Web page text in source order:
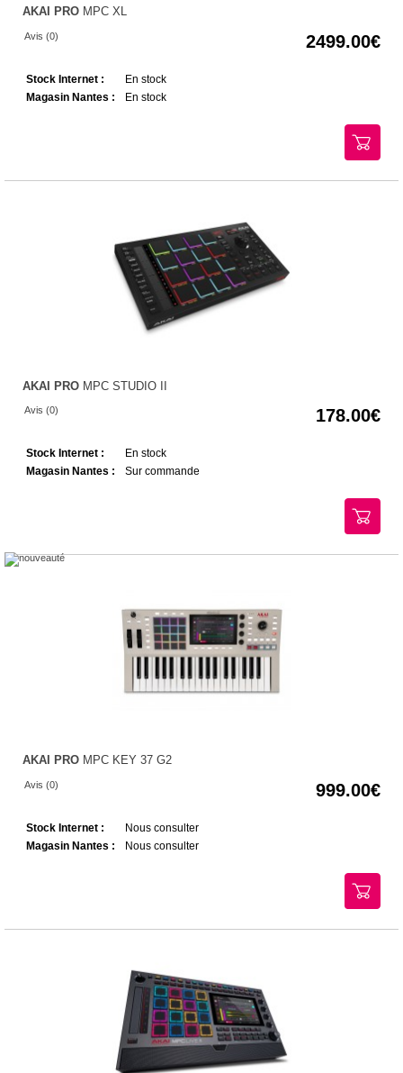
AKAI PRO MPC XL
Avis (0) 2499.00
Stock Internet :
En stock
Magasin Nantes :
En stock
AKAI PRO MPC STUDIO II
Avis (0) 178.00
Stock Internet :
En stock
Magasin Nantes :
Sur commande
AKAI PRO MPC KEY 37 G2
Avis (0) 999.00
Stock Internet :
Nous consulter
Magasin Nantes :
Nous consulter